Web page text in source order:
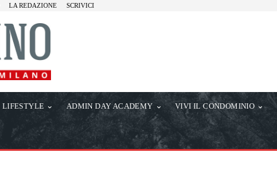
LA REDAZIONE SCRIVICI
LIFESTYLE ADMIN DAY ACADEMY VIVI IL CONDOMINIO